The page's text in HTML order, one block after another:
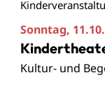
Sonntag,
Kultur- und